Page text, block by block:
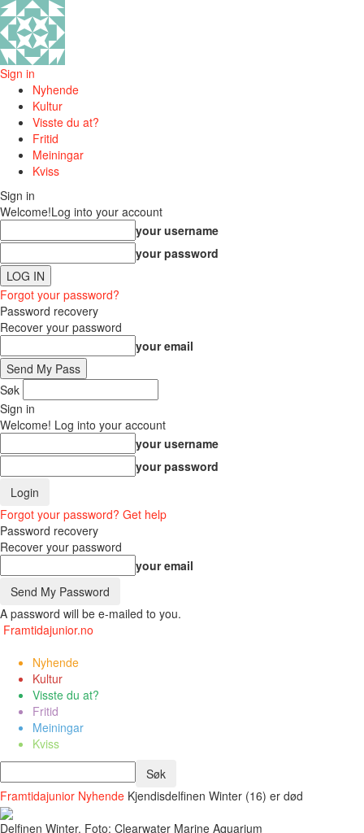
Sign in
Nyhende
Kultur
Visste du at?
Fritid
Meiningar
Kviss
Sign in
Welcome!Log into your account
your username
your password
Forgot your password?
Password recovery
Recover your password
your email
Søk
Sign in
Welcome! Log into your account
your username
your password
Forgot your password? Get help
Password recovery
Recover your password
your email
A password will be e-mailed to you.
Framtidajunior.no
Nyhende
Kultur
Visste du at?
Fritid
Meiningar
Kviss
Framtidajunior Nyhende Kjendisdelfinen Winter (16) er død
Delfinen Winter. Foto: Clearwater Marine Aquarium